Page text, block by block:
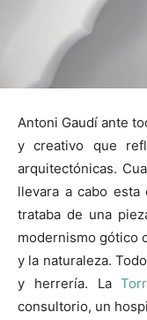
Antoni Gaudí ante
y creativo que
arquitectónicas.
llevara a cabo esta
trataba de una
modernismo gótico
y la naturaleza.
y herrería. La
consultorio, un